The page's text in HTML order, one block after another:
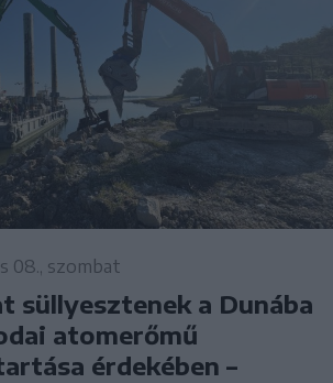
08., szombat
süllyesztenek a Dunába
atomerőmű
érdekében –